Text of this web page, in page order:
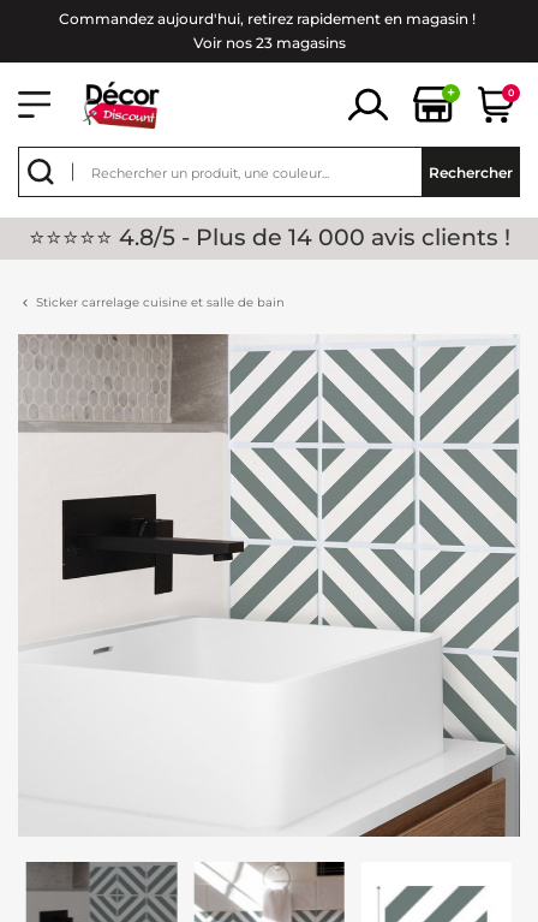
Commandez aujourd'hui, retirez rapidement en magasin !
Voir nos 23 magasins
+ 0
Rechercher
⭐⭐⭐⭐⭐ 4.8/5 - Plus de 14 000 avis clients !
Sticker carrelage cuisine et salle de bain